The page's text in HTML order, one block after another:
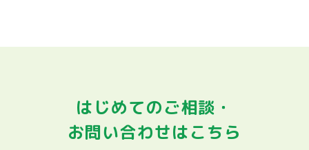
はじめてのご相談・
お問い合わせはこちら